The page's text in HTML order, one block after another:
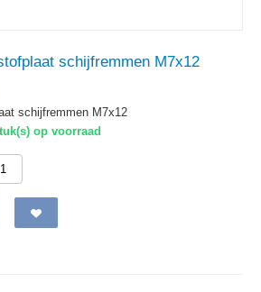
schijfremmen M7x12
schijfremmen M7x12
op voorraad